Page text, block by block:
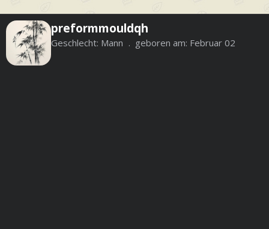
preformmouldqh
Geschlecht: Mann geboren am: Februar 02